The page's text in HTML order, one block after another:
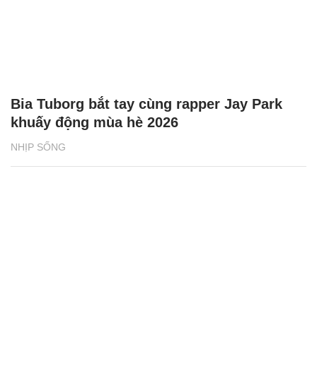
NHỊP SỐNG
Bia Tuborg bắt tay cùng rapper Jay Park
khuấy động mùa hè 2026